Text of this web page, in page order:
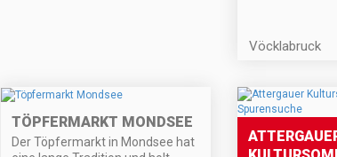
Vöcklabruck
TÖPFERMARKT MONDSEE
Der Töpfermarkt in Mondsee hat